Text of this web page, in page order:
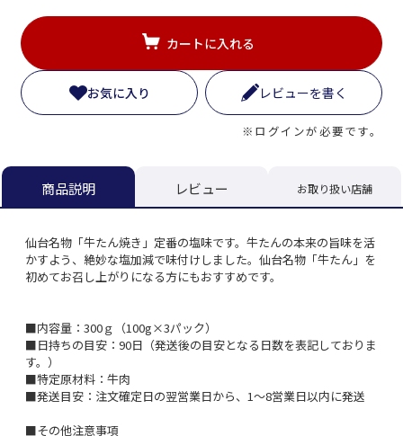
カートに入れる
お気に入り レビューを書く
※ログインが必要です。
商品説明 レビュー お取り扱い店舗
仙台名物「牛たん焼き」定番の塩味です。牛たんの本来の旨味を活
かすよう、絶妙な塩加減で味付けしました。仙台名物「牛たん」を
初めてお召し上がりになる方にもおすすめです。
■内容量：300ｇ（100g×3パック）
■日持ちの目安：90日（発送後の目安となる日数を表記しておりま
す。）
■特定原材料：牛肉
■発送目安：注文確定日の翌営業日から、1～8営業日以内に発送
■その他注意事項